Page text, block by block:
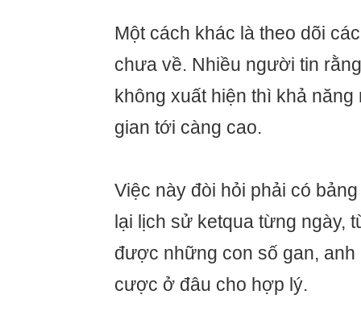
Một cách khác là theo dõi
chưa về. Nhiều người tin
không xuất hiện thì khả
gian tới càng cao.
Việc này đòi hỏi phải có
lại lịch sử ketqua từng ngày,
được những con số gan, anh
cược ở đâu cho hợp lý.